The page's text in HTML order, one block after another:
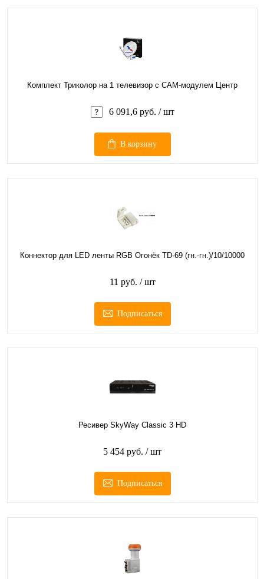
Комплект Триколор на 1 телевизор с CAM-модулем Центр
6 091,6 руб. / шт
В корзину
Коннектор для LED ленты RGB Огонёк TD-69 (гн.-гн.)/10/10000
11 руб. / шт
Подписаться
Ресивер SkyWay Classic 3 HD
5 454 руб. / шт
Подписаться